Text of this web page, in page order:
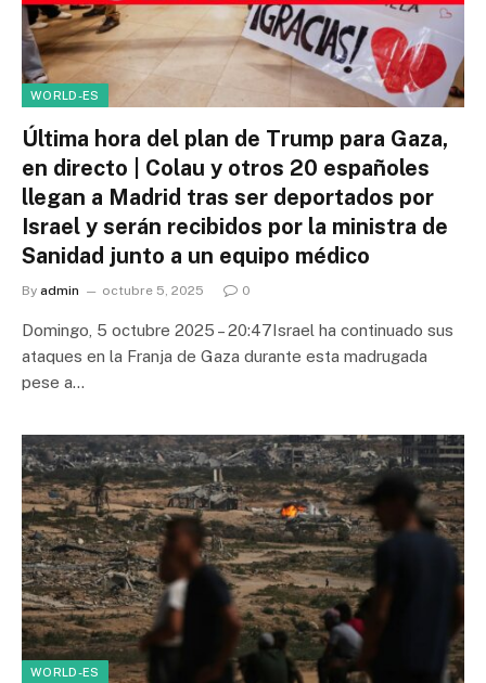
WORLD-ES
Última hora del plan de Trump para Gaza,
en directo | Colau y otros 20 españoles
llegan a Madrid tras ser deportados por
Israel y serán recibidos por la ministra de
Sanidad junto a un equipo médico
By admin octubre 5, 2025 0
Domingo, 5 octubre 2025 – 20:47Israel ha continuado sus
ataques en la Franja de Gaza durante esta madrugada
pese a…
WORLD-ES